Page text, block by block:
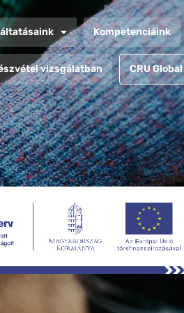
Kompetenciáink
vizsgálatban CRU Global